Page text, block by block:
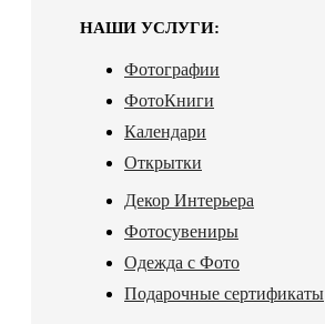
НАШИ УСЛУГИ:
Фотографии
ФотоКниги
Календари
Открытки
Декор Интерьера
Фотосувениры
Одежда с Фото
Подарочные сертификаты